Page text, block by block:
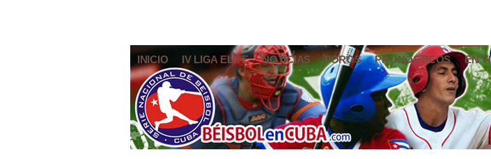
INICIO IV LIGA ELITE NOTICIAS FOROS PRONÓSTICOS EN